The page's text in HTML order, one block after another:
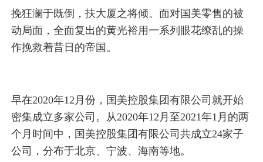
挽狂澜于既倒，扶大厦之将倾。面对国美零售的被
动局面，全面复出的黄光裕用一系列眼花缭乱的操
作挽救着昔日的帝国。
早在2020年12月份，国美控股集团有限公司就开始
密集成立多家公司。从2020年12月至2021年1月的两
个月时间中，国美控股集团有限公司共成立24家子
公司，分布于北京、宁波、海南等地。